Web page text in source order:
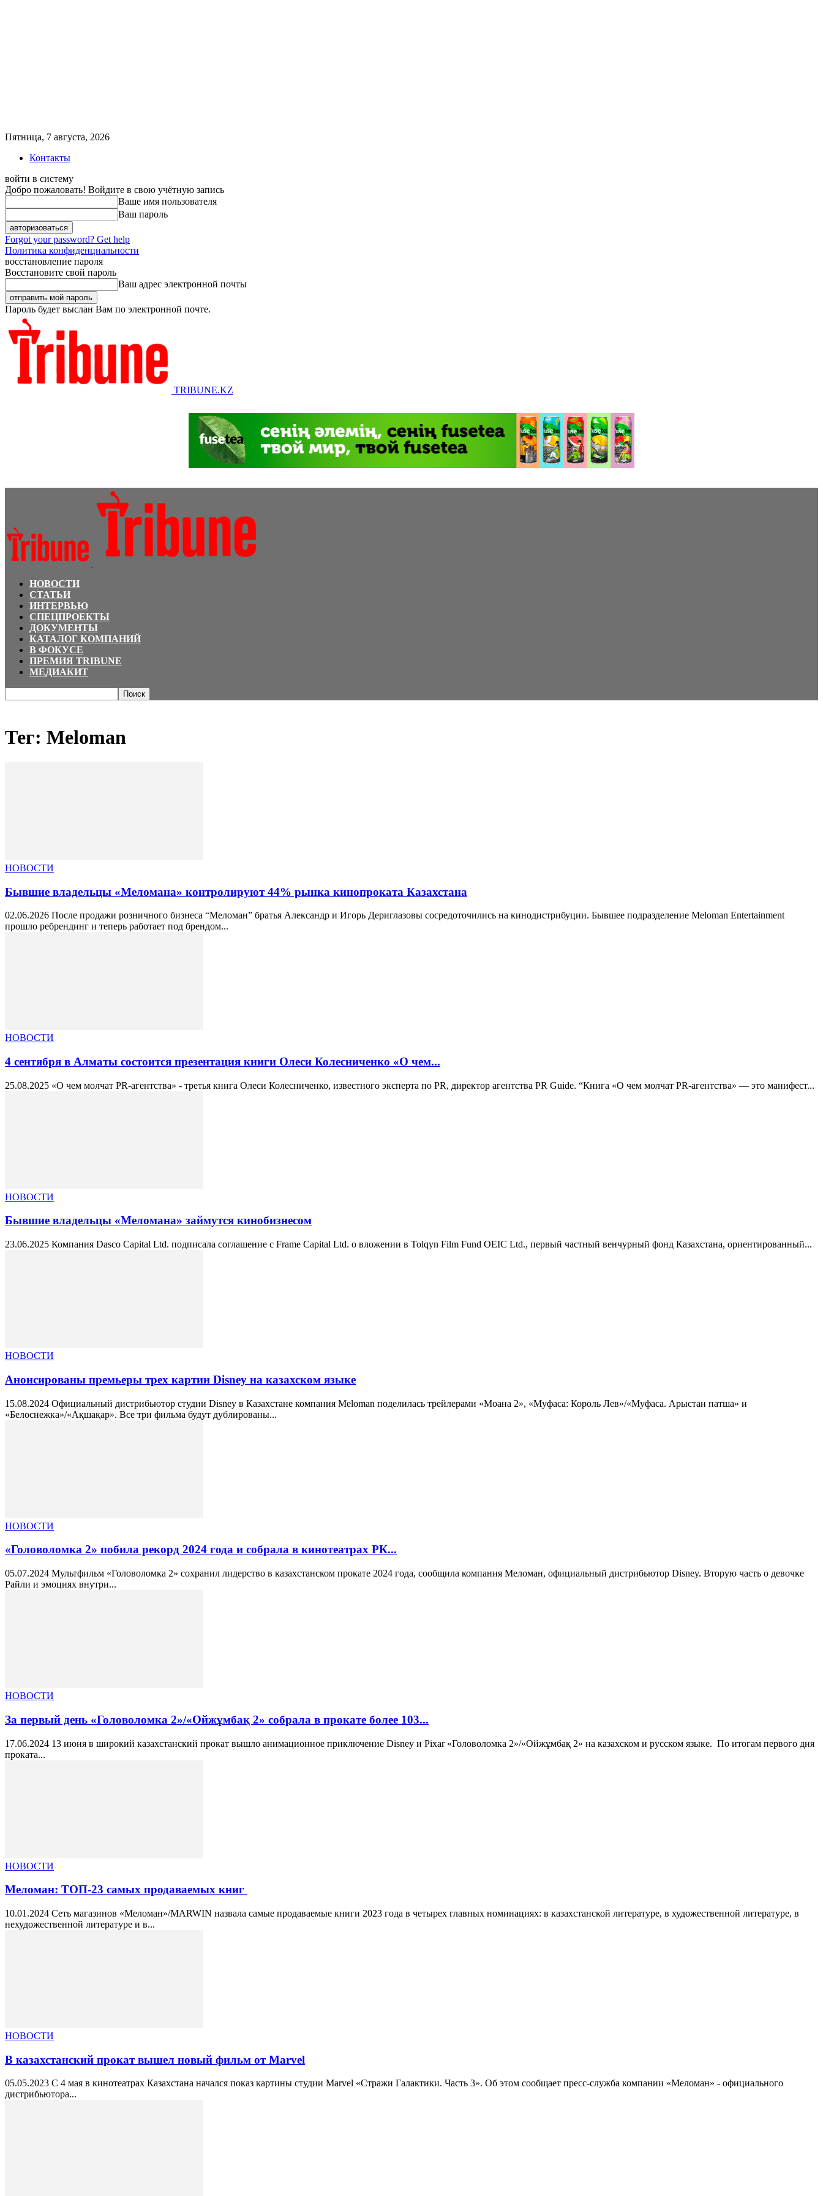
Пятница, 7 августа, 2026
Контакты
войти в систему
Добро пожаловать! Войдите в свою учётную запись
Ваше имя пользователя
Ваш пароль
Forgot your password? Get help
Политика конфиденциальности
восстановление пароля
Восстановите свой пароль
Ваш адрес электронной почты
Пароль будет выслан Вам по электронной почте.
TRIBUNE.KZ
НОВОСТИ
СТАТЬИ
ИНТЕРВЬЮ
СПЕЦПРОЕКТЫ
ДОКУМЕНТЫ
КАТАЛОГ КОМПАНИЙ
В ФОКУСЕ
ПРЕМИЯ TRIBUNE
МЕДИАКИТ
Тег: Meloman
НОВОСТИ
Бывшие владельцы «Меломана» контролируют 44% рынка кинопроката Казахстана
02.06.2026 После продажи розничного бизнеса “Меломан” братья Александр и Игорь Дериглазовы сосредоточились на кинодистрибуции. Бывшее подразделение Meloman Entertainment
прошло ребрендинг и теперь работает под брендом...
НОВОСТИ
4 сентября в Алматы состоится презентация книги Олеси Колесниченко «О чем...
25.08.2025 «О чем молчат PR-агентства» - третья книга Олеси Колесниченко, известного эксперта по PR, директор агентства PR Guide. “Книга «О чем молчат PR-агентства» — это манифест...
НОВОСТИ
Бывшие владельцы «Меломана» займутся кинобизнесом
23.06.2025 Компания Dasco Capital Ltd. подписала соглашение с Frame Capital Ltd. о вложении в Tolqyn Film Fund OEIC Ltd., первый частный венчурный фонд Казахстана, ориентированный...
НОВОСТИ
Анонсированы премьеры трех картин Disney на казахском языке
15.08.2024 Официальный дистрибьютор студии Disney в Казахстане компания Meloman поделилась трейлерами «Моана 2», «Муфаса: Король Лев»/«Муфаса. Арыстан патша» и
«Белоснежка»/«Ақшақар». Все три фильма будут дублированы...
НОВОСТИ
«Головоломка 2» побила рекорд 2024 года и собрала в кинотеатрах РК...
05.07.2024 Мультфильм «Головоломка 2» сохранил лидерство в казахстанском прокате 2024 года, сообщила компания Меломан, официальный дистрибьютор Disney. Вторую часть о девочке
Райли и эмоциях внутри...
НОВОСТИ
За первый день «Головоломка 2»/«Ойжұмбақ 2» собрала в прокате более 103...
17.06.2024 13 июня в широкий казахстанский прокат вышло анимационное приключение Disney и Pixar «Головоломка 2»/«Ойжұмбақ 2» на казахском и русском языке. По итогам первого дня
проката...
НОВОСТИ
Меломан: ТОП-23 самых продаваемых книг
10.01.2024 Сеть магазинов «Меломан»/MARWIN назвала самые продаваемые книги 2023 года в четырех главных номинациях: в казахстанской литературе, в художественной литературе, в
нехудожественной литературе и в...
НОВОСТИ
В казахстанский прокат вышел новый фильм от Marvel
05.05.2023 С 4 мая в кинотеатрах Казахстана начался показ картины студии Marvel «Стражи Галактики. Часть 3». Об этом сообщает пресс-служба компании «Меломан» - официального
дистрибьютора...